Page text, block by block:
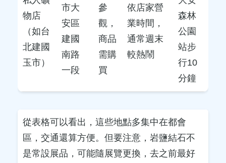
物店
（如台
北建國
玉市）
市大
安區
建國
南路
一段
參
觀，
商品
需購
買
依店家營
業時間，
通常週末
較熱鬧
森林
公園
站步
行10
分鐘
從表格可以看出，這些地點多集中在都會
區，交通還算方便。但要注意，岩鹽結石不
是常設展品，可能隨展覽更換，去之前最好